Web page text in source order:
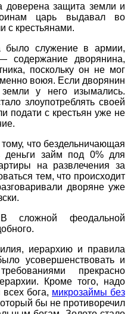
защита земли и
царь выдавал во
с крестьянами.
было служение в армии,
содержание дворянина,
поскольку он не мог
воюя. Если дворянин
у него изымались.
злоупотреблять своей
подати с крестьян уже не
что бездельничающая
деньги займ под 0% для
на развлечения за
тем, что происходит
дворяне уже
сложной феодальной
иерархию и правила
усовершенствовать и
прекрасно
Кроме того, надо
бога, микрозаймы без
бы не противоречил